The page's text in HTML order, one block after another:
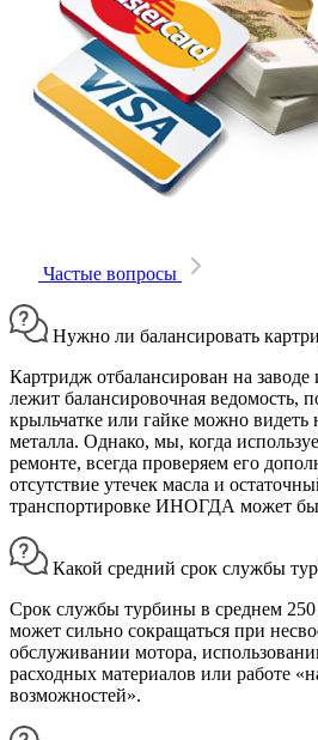
Частые вопросы
Нужно ли балансировать
Картридж отбалансирован на заводе
лежит балансировочная ведомость,
крыльчатке или гайке можно видеть
металла. Однако, мы, когда
ремонте, всегда проверяем его
отсутствие утечек масла и
транспортировке ИНОГДА может
Какой средний срок службы
Срок службы турбины в среднем
может сильно сокращаться при
обслуживании мотора,
расходных материалов или работе
возможностей».